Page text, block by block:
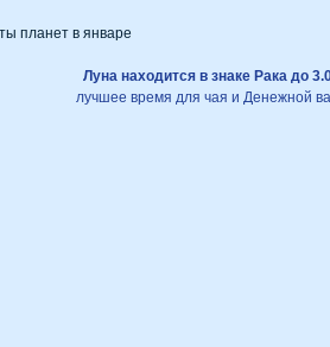
планет в январе
Луна находится в знаке Рака до
лучшее время для чая и Денежной